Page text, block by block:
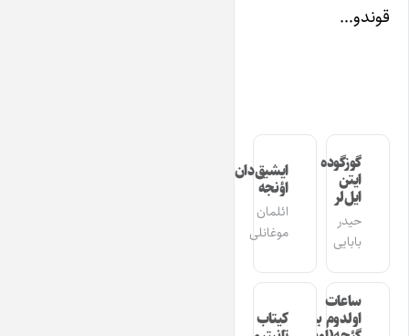
قوندو…
گوزگوده
ایتن
ایل‌لر
حیدر
بابایی
ایشیق‌دان
اؤنجه
ائلمان
موغانلی
ساعات
اولدوم بیر کیتاب